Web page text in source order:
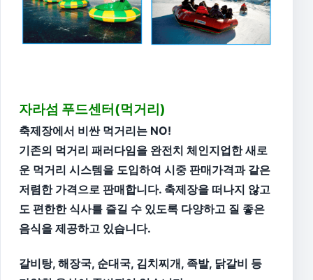
자라섬 푸드센터(먹거리)
축제장에서 비싼 먹거리는 NO!
기존의 먹거리 패러다임을 완전치 체인지업한 새로
운 먹거리 시스템을 도입하여 시중 판매가격과 같은
저렴한 가격으로 판매합니다. 축제장을 떠나지 않고
도 편한한 식사를 즐길 수 있도록 다양하고 질 좋은
음식을 제공하고 있습니다.
갈비탕, 해장국, 순대국, 김치찌개, 족발, 닭갈비 등